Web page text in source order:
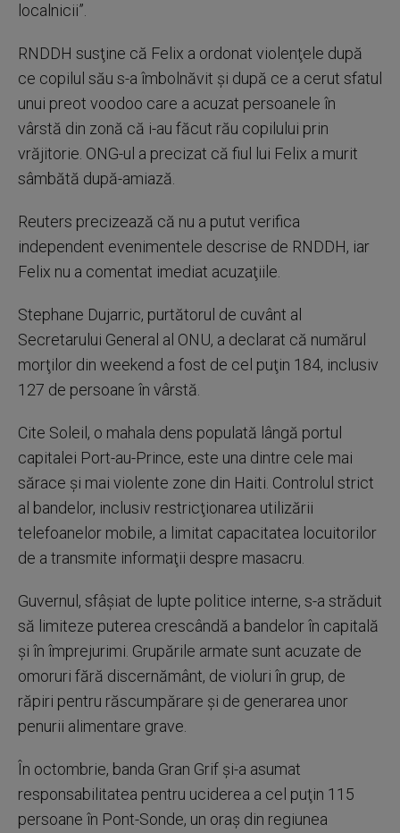
localnicii”.
RNDDH susţine că Felix a ordonat violenţele după
ce copilul său s-a îmbolnăvit şi după ce a cerut sfatul
unui preot voodoo care a acuzat persoanele în
vârstă din zonă că i-au făcut rău copilului prin
vrăjitorie. ONG-ul a precizat că fiul lui Felix a murit
sâmbătă după-amiază.
Reuters precizează că nu a putut verifica
independent evenimentele descrise de RNDDH, iar
Felix nu a comentat imediat acuzaţiile.
Stephane Dujarric, purtătorul de cuvânt al
Secretarului General al ONU, a declarat că numărul
morţilor din weekend a fost de cel puţin 184, inclusiv
127 de persoane în vârstă.
Cite Soleil, o mahala dens populată lângă portul
capitalei Port-au-Prince, este una dintre cele mai
sărace şi mai violente zone din Haiti. Controlul strict
al bandelor, inclusiv restricţionarea utilizării
telefoanelor mobile, a limitat capacitatea locuitorilor
de a transmite informaţii despre masacru.
Guvernul, sfâşiat de lupte politice interne, s-a străduit
să limiteze puterea crescândă a bandelor în capitală
şi în împrejurimi. Grupările armate sunt acuzate de
omoruri fără discernământ, de violuri în grup, de
răpiri pentru răscumpărare şi de generarea unor
penurii alimentare grave.
În octombrie, banda Gran Grif şi-a asumat
responsabilitatea pentru uciderea a cel puţin 115
persoane în Pont-Sonde, un oraş din regiunea